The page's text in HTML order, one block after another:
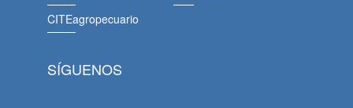
CITEagropecuario
SÍGUENOS